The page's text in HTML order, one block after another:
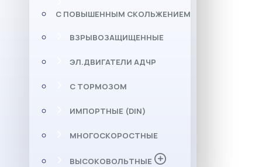
С ПОВЫШЕННЫМ СКОЛЬЖЕНИЕМ
ВЗРЫВОЗАЩИЩЕННЫЕ
ЭЛ.ДВИГАТЕЛИ АДЧР
С ТОРМОЗОМ
ИМПОРТНЫЕ (DIN)
МНОГОСКОРОСТНЫЕ
ВЫСОКОВОЛЬТНЫЕ